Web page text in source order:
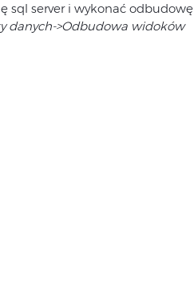
sql server i wykonać odbudowę
danych->Odbudowa widoków